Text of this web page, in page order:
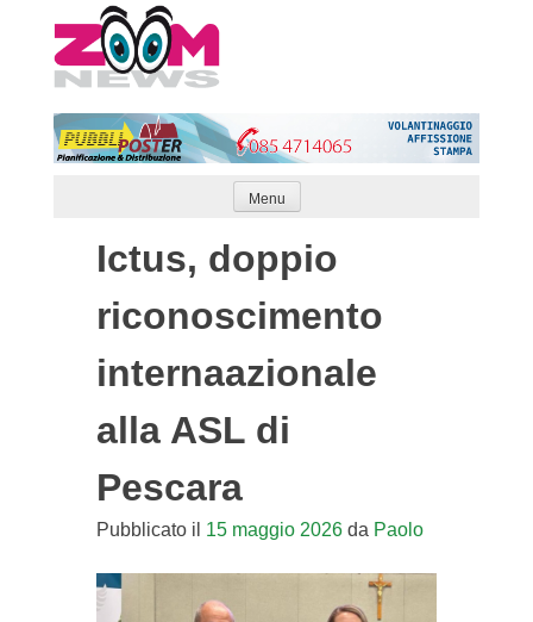
to
content
Menu
Ictus, doppio
riconoscimento
internaazionale
alla ASL di
Pescara
Pubblicato il 15 maggio 2026da Paolo